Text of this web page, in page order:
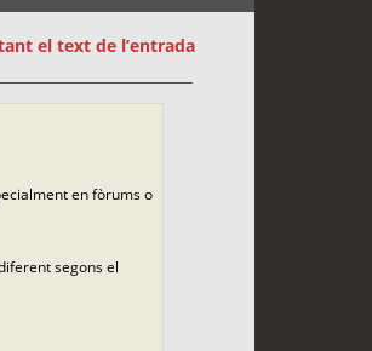
el text de l’entrada
en fòrums o
segons el